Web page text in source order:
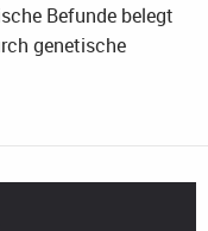
Befunde belegt
genetische